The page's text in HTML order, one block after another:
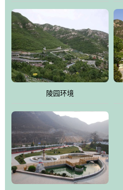
。
江河大地存忠骨，哀歌悲泪悼英灵。
寿苑尽展大家风范，名人在这里志铭
刻着军人不朽的丰功伟绩，记载着
个性;吉祥苑一派福禄祥和，长眠者
如意苑尽现了逝者的宿愿和亲人们绵
为抗日和解放战争期间流血牺牲的烈
偿建墓立碑。建成后的烈士陵园将成
国主义教育基地。
陵园环境